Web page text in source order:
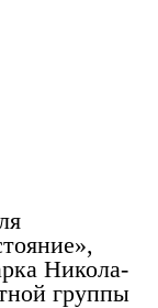
Никола-
группы